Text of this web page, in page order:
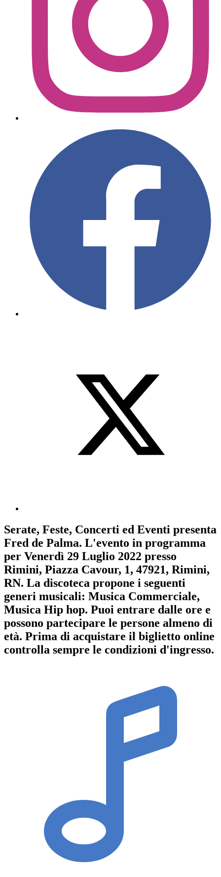
Serate, Feste, Concerti ed Eventi presenta
Fred de Palma. L'evento in programma
per Venerdì 29 Luglio 2022 presso
Rimini, Piazza Cavour, 1, 47921, Rimini,
RN. La discoteca propone i seguenti
generi musicali: Musica Commerciale,
Musica Hip hop. Puoi entrare dalle ore e
possono partecipare le persone almeno di
età. Prima di acquistare il biglietto online
controlla sempre le condizioni d'ingresso.